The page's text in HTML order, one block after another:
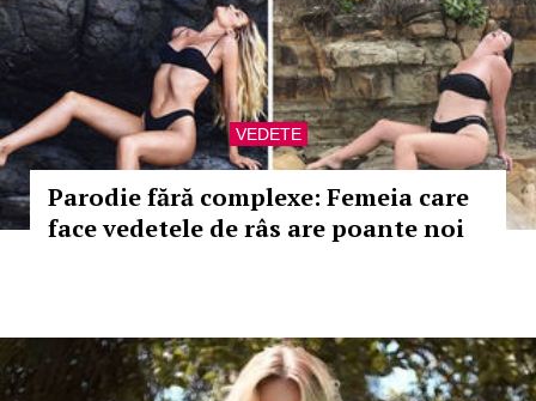
VEDETE
Parodie fără complexe: Femeia care
face vedetele de râs are poante noi